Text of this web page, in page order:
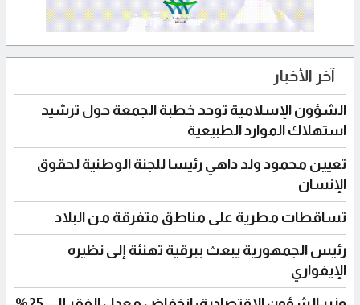
آخر الأخبار
الشؤون الإسلامية توحد خطبة الجمعة حول ترشيد
استهلاك الموارد الطبيعية
تعيين محمود ولد داهي رئيسا للجنة الوطنية لحقوق
الإنسان
تساقطات مطرية على مناطق متفرقة من البلاد
رئيس الجمهورية يبعث ببرقية تهنئة إلى نظيره
الإيفواري